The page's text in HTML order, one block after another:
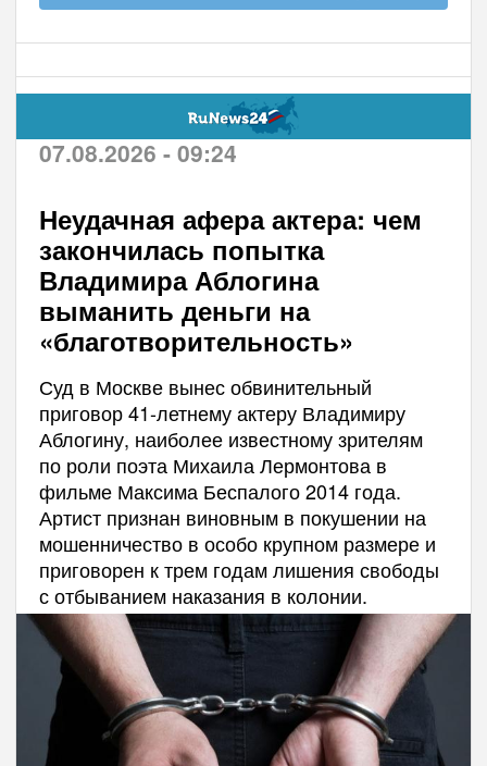
07.08.2026 - 09:24
Неудачная афера актера: чем
закончилась попытка
Владимира Аблогина
выманить деньги на
«благотворительность»
Суд в Москве вынес обвинительный
приговор 41-летнему актеру Владимиру
Аблогину, наиболее известному зрителям
по роли поэта Михаила Лермонтова в
фильме Максима Беспалого 2014 года.
Артист признан виновным в покушении на
мошенничество в особо крупном размере и
приговорен к трем годам лишения свободы
с отбыванием наказания в колонии.